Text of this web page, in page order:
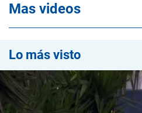
Mas videos
Lo más visto